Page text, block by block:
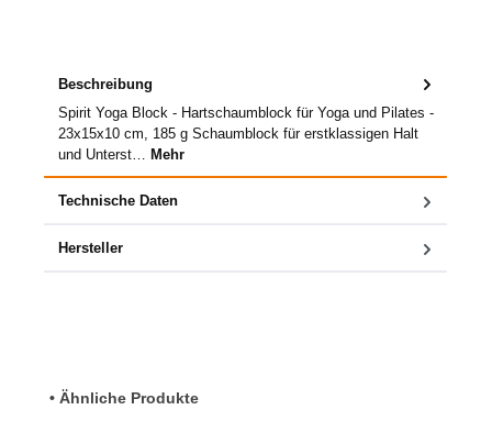
Beschreibung
Spirit Yoga Block - Hartschaumblock für Yoga und Pilates -
23x15x10 cm, 185 g Schaumblock für erstklassigen Halt
und Unterst… Mehr
Technische Daten
Hersteller
Produktgalerie überspringen
• Ähnliche Produkte